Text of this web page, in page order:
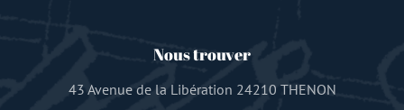
Nous trouver
43 Avenue de la Libération 24210 THENON